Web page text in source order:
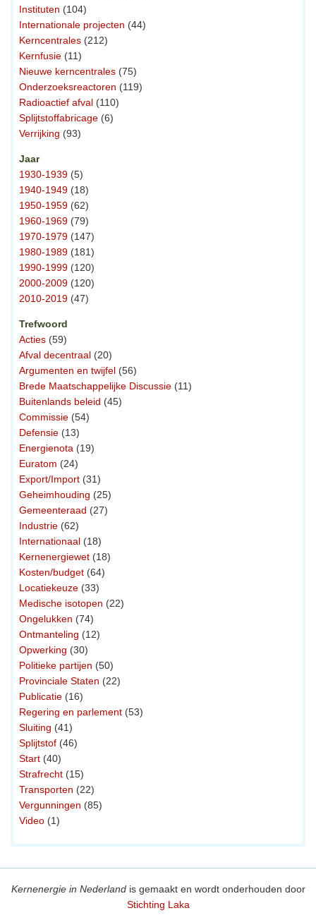
Instituten (104)
Internationale projecten (44)
Kerncentrales (212)
Kernfusie (11)
Nieuwe kerncentrales (75)
Onderzoeksreactoren (119)
Radioactief afval (110)
Splijtstoffabricage (6)
Verrijking (93)
Jaar
1930-1939 (5)
1940-1949 (18)
1950-1959 (62)
1960-1969 (79)
1970-1979 (147)
1980-1989 (181)
1990-1999 (120)
2000-2009 (120)
2010-2019 (47)
Trefwoord
Acties (59)
Afval decentraal (20)
Argumenten en twijfel (56)
Brede Maatschappelijke Discussie (11)
Buitenlands beleid (45)
Commissie (54)
Defensie (13)
Energienota (19)
Euratom (24)
Export/Import (31)
Geheimhouding (25)
Gemeenteraad (27)
Industrie (62)
Internationaal (18)
Kernenergiewet (18)
Kosten/budget (64)
Locatiekeuze (33)
Medische isotopen (22)
Ongelukken (74)
Ontmanteling (12)
Opwerking (30)
Politieke partijen (50)
Provinciale Staten (22)
Publicatie (16)
Regering en parlement (53)
Sluiting (41)
Splijtstof (46)
Start (40)
Strafrecht (15)
Transporten (22)
Vergunningen (85)
Video (1)
Kernenergie in Nederlandis gemaakt en wordt onderhouden door
Stichting Laka